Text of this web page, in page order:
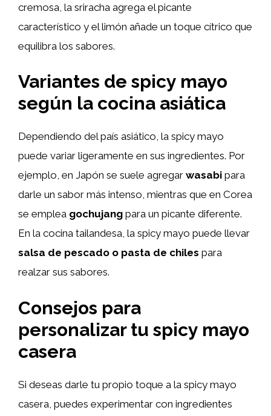
cremosa, la sriracha agrega el picante
característico y el limón añade un toque cítrico que
equilibra los sabores.
Variantes de spicy mayo
según la cocina asiática
Dependiendo del país asiático, la spicy mayo
puede variar ligeramente en sus ingredientes. Por
ejemplo, en Japón se suele agregar wasabi para
darle un sabor más intenso, mientras que en Corea
se emplea gochujang para un picante diferente.
En la cocina tailandesa, la spicy mayo puede llevar
salsa de pescado o pasta de chiles para
realzar sus sabores.
Consejos para
personalizar tu spicy mayo
casera
Si deseas darle tu propio toque a la spicy mayo
casera, puedes experimentar con ingredientes